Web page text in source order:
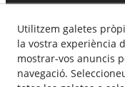
Utilitzem galetes
la vostra experiència
mostrar-vos anuncis
navegació.